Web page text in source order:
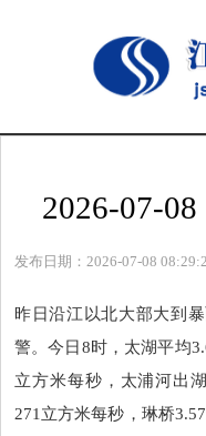
2026-07-
发布日期：2026-07-08
昨日沿江以北大部大到
警。今日8时，太湖平均
立方米每秒，太浦河出
271立方米每秒，琳桥